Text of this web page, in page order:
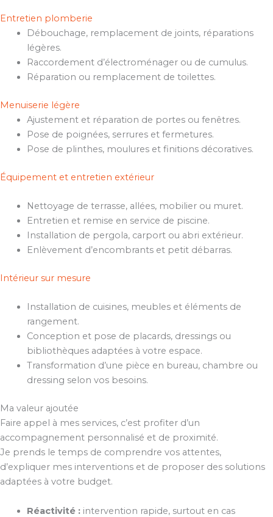
Entretien plomberie
Débouchage, remplacement de joints, réparations
légères.
Raccordement d’électroménager ou de cumulus.
Réparation ou remplacement de toilettes.
Menuiserie légère
Ajustement et réparation de portes ou fenêtres.
Pose de poignées, serrures et fermetures.
Pose de plinthes, moulures et finitions décoratives.
Équipement et entretien extérieur
Nettoyage de terrasse, allées, mobilier ou muret.
Entretien et remise en service de piscine.
Installation de pergola, carport ou abri extérieur.
Enlèvement d’encombrants et petit débarras.
Intérieur sur mesure
Installation de cuisines, meubles et éléments de
rangement.
Conception et pose de placards, dressings ou
bibliothèques adaptées à votre espace.
Transformation d’une pièce en bureau, chambre ou
dressing selon vos besoins.
Ma valeur ajoutée
Faire appel à mes services, c’est profiter d’un
accompagnement personnalisé et de proximité.
Je prends le temps de comprendre vos attentes,
d’expliquer mes interventions et de proposer des solutions
adaptées à votre budget.
Réactivité :intervention rapide, surtout en cas